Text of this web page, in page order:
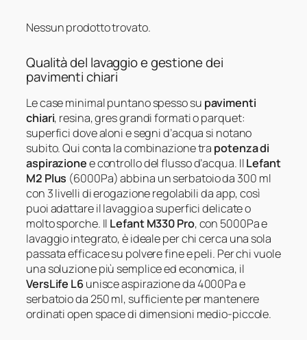
Nessun prodotto trovato.
Qualità del lavaggio e gestione dei
pavimenti chiari
Le case minimal puntano spesso su pavimenti
chiari, resina, gres grandi formati o parquet:
superfici dove aloni e segni d’acqua si notano
subito. Qui conta la combinazione tra potenza di
aspirazionee controllo del flusso d’acqua. IlLefant
M2 Plus (6000Pa) abbina un serbatoio da 300 ml
con 3 livelli di erogazione regolabili da app, così
puoi adattare il lavaggio a superfici delicate o
molto sporche. Il Lefant M330 Pro, con 5000Pa e
lavaggio integrato, è ideale per chi cerca una sola
passata efficace su polvere fine e peli. Per chi vuole
una soluzione più semplice ed economica, il
VersLife L6unisce aspirazione da 4000Pa e
serbatoio da 250 ml, sufficiente per mantenere
ordinati open space di dimensioni medio-piccole.